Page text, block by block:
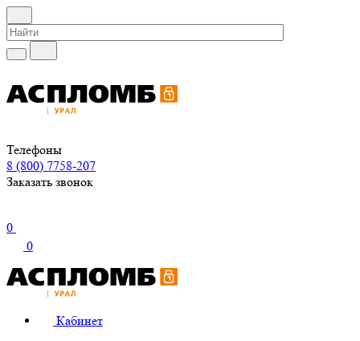
Телефоны
8 (800) 7758-207
Заказать звонок
0
0
Кабинет